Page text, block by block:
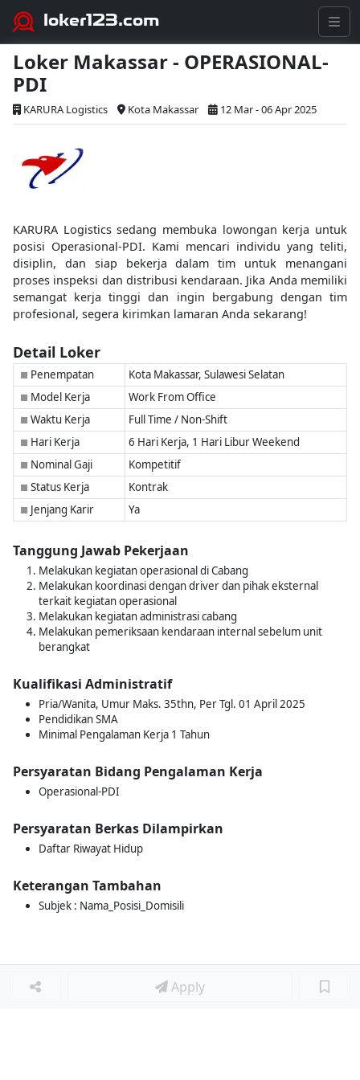
loker123.com
Loker Makassar - OPERASIONAL-
PDI
KARURA Logistics Kota Makassar 12 Mar - 06 Apr 2025
KARURA Logistics sedang membuka lowongan kerja untuk
posisi Operasional-PDI. Kami mencari individu yang teliti,
disiplin, dan siap bekerja dalam tim untuk menangani
proses inspeksi dan distribusi kendaraan. Jika Anda memiliki
semangat kerja tinggi dan ingin bergabung dengan tim
profesional, segera kirimkan lamaran Anda sekarang!
Detail Loker
■ Penempatan Kota Makassar, Sulawesi Selatan
■ Model Kerja Work From Office
■ Waktu Kerja Full Time / Non-Shift
■ Hari Kerja 6 Hari Kerja, 1 Hari Libur Weekend
■ Nominal Gaji Kompetitif
■ Status Kerja Kontrak
■ Jenjang Karir Ya
Tanggung Jawab Pekerjaan
Melakukan kegiatan operasional di Cabang
Melakukan koordinasi dengan driver dan pihak eksternal
terkait kegiatan operasional
Melakukan kegiatan administrasi cabang
Melakukan pemeriksaan kendaraan internal sebelum unit
berangkat
Kualifikasi Administratif
Pria/Wanita, Umur Maks. 35thn, Per Tgl. 01 April 2025
Pendidikan SMA
Minimal Pengalaman Kerja 1 Tahun
Persyaratan Bidang Pengalaman Kerja
Operasional-PDI
Persyaratan Berkas Dilampirkan
Daftar Riwayat Hidup
Keterangan Tambahan
Subjek : Nama_Posisi_Domisili
Apply